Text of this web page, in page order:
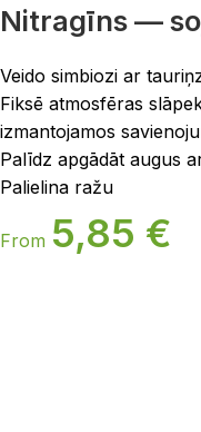
Nitragīns —
Veido simbiozi ar
Fiksē atmosfēras
izmantojamos
Palīdz apgādāt augus
Palielina ražu
From 5,85 €